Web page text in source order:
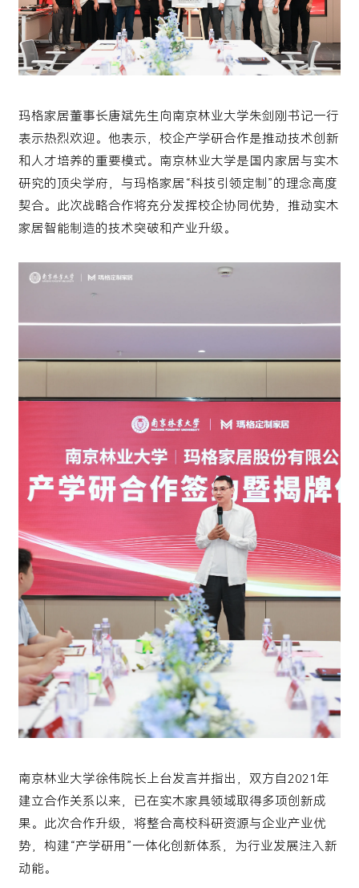
玛格家居董事长唐斌先生向南京林业大学朱剑刚书记一行
表示热烈欢迎。他表示，校企产学研合作是推动技术创新
和人才培养的重要模式。南京林业大学是国内家居与实木
研究的顶尖学府，与玛格家居“科技引领定制”的理念高度
契合。此次战略合作将充分发挥校企协同优势，推动实木
家居智能制造的技术突破和产业升级。
南京林业大学徐伟院长上台发言并指出，双方自2021年
建立合作关系以来，已在实木家具领域取得多项创新成
果。此次合作升级，将整合高校科研资源与企业产业优
势，构建“产学研用”一体化创新体系，为行业发展注入新
动能。